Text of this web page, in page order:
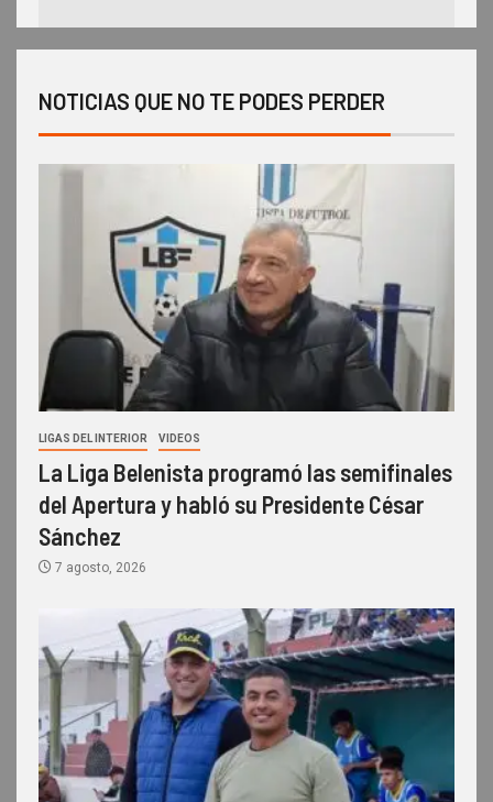
NOTICIAS QUE NO TE PODES PERDER
LIGAS DEL INTERIOR VIDEOS
La Liga Belenista programó las semifinales
del Apertura y habló su Presidente César
Sánchez
7 agosto, 2026